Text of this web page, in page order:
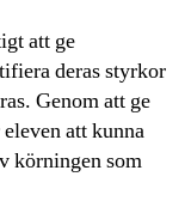
att ge
deras styrkor
Genom att ge
att kunna
körningen som